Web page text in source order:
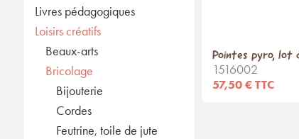
Livres pédagogiques
Loisirs créatifs
Beaux-arts
Bricolage
Bijouterie
Cordes
Feutrine, toile de jute
Pointes pyro, lot
1516002
57,50 € TTC